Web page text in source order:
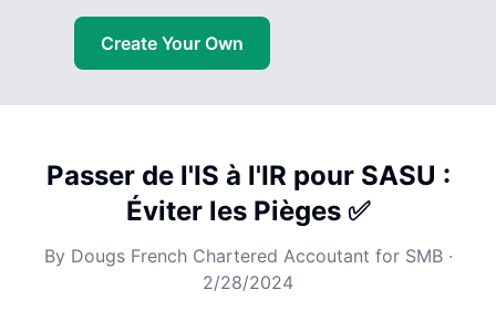
Create Your Own
Passer de l'IS à l'IR pour SASU :
Éviter les Pièges ✅
By Dougs French Chartered Accoutant for SMB·
2/28/2024